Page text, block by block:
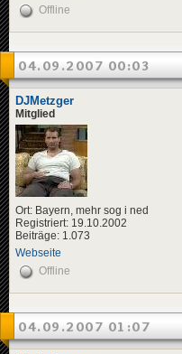
Offline
04.09.2007 00:03
DJMetzger
Mitglied
Ort: Bayern, mehr sog i ned
Registriert: 19.10.2002
Beiträge: 1.073
Webseite
Offline
04.09.2007 01:07